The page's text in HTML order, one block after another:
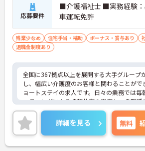
す。
・残業少なめの環境に加え、年間17日ものリ
シュ休暇が用意されておりプライベートの時
切にできます。
応募要件
■介護福祉士 ■実務経験：必須 ■普通自動
車運転免許
残業少なめ 住宅手当・補助 ボーナス・賞与あり
退職金制度あり
全国に367拠点以上を展開する大手グループ
し、幅広い介護度のお客様と関わることがで
ョートステイの求人です。日々の業務では毎
ーティングによる情報共有を徹底し、多職種
しながらお客様一人ひとりの生活を支える体
えています。入社後はOJT制度による先輩ス
の丁寧な指導や定期的な面談があり、資格取
制度も完備しているため、着実にスキルを磨
境です。待遇面では、月給に加えて年2回の
詳細を見る 無料